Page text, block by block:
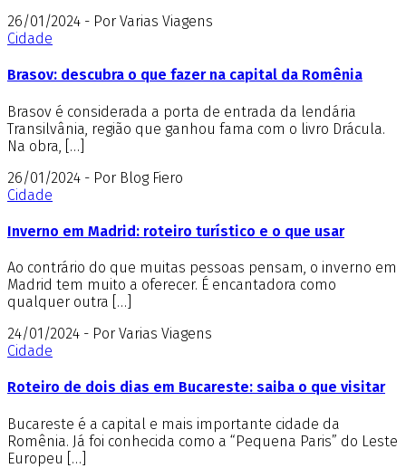
26/01/2024 - Por Varias Viagens
Cidade
Brasov: descubra o que fazer na capital da Romênia
Brasov é considerada a porta de entrada da lendária
Transilvânia, região que ganhou fama com o livro Drácula.
Na obra, […]
26/01/2024 - Por Blog Fiero
Cidade
Inverno em Madrid: roteiro turístico e o que usar
Ao contrário do que muitas pessoas pensam, o inverno em
Madrid tem muito a oferecer. É encantadora como
qualquer outra […]
24/01/2024 - Por Varias Viagens
Cidade
Roteiro de dois dias em Bucareste: saiba o que visitar
Bucareste é a capital e mais importante cidade da
Romênia. Já foi conhecida como a “Pequena Paris” do Leste
Europeu […]